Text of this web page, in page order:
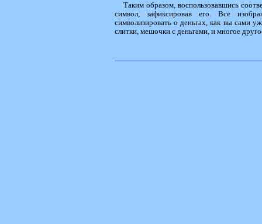
Таким образом, воспользовавшись
символ, зафиксировав его. Все
символизировать о деньгах, как вы сами
слитки, мешочки с деньгами, и многое